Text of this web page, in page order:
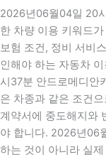
2026년06월04일 20
한 차량 이용 키워드
보험 조건, 정비 서비
인해야 하는 자동차
시37분 안드로메디안
은 차종과 같은 조건
계약서에 중도해지와
야 합니다. 2026년06
하는 것이 아니라 실